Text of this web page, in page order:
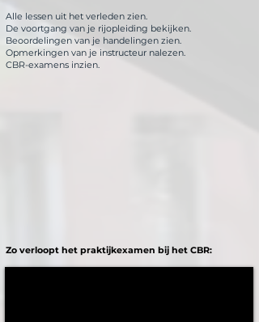
Alle lessen uit het verleden zien.
De voortgang van je rijopleiding bekijken.
Beoordelingen van je handelingen zien.
Opmerkingen van je instructeur nalezen.
CBR-examens inzien.
Zo verloopt het praktijkexamen bij het CBR: